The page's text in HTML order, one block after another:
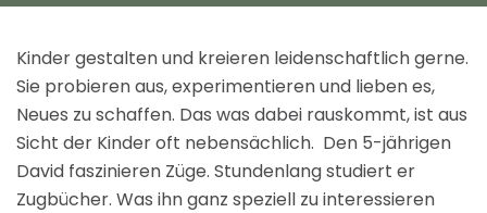
Kinder gestalten und kreieren leidenschaftlich gerne.
Sie probieren aus, experimentieren und lieben es,
Neues zu schaffen. Das was dabei rauskommt, ist aus
Sicht der Kinder oft nebensächlich. Den 5-jährigen
David faszinieren Züge. Stundenlang studiert er
Zugbücher. Was ihn ganz speziell zu interessieren